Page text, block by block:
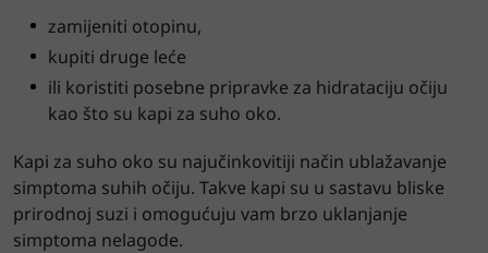
zamijeniti otopinu,
kupiti druge leće
ili koristiti posebne pripravke za hidrataciju očiju
kao što su kapi za suho oko.
Kapi za suho oko su najučinkovitiji način ublažavanje
simptoma suhih očiju. Takve kapi su u sastavu bliske
prirodnoj suzi i omogućuju vam brzo uklanjanje
simptoma nelagode.